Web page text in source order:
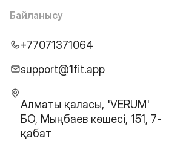
Байланысу
+77071371064
support@1fit.app
Алматы қаласы, 'VERUM'
БО, Мыңбаев көшесі, 151, 7-
қабат